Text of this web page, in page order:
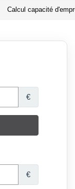
Calcul capacité